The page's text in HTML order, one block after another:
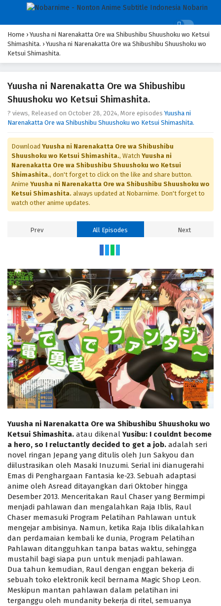
Home › Yuusha ni Narenakatta Ore wa Shibushibu Shuushoku wo Ketsui
Shimashita. › Yuusha ni Narenakatta Ore wa Shibushibu Shuushoku wo
Ketsui Shimashita.
Yuusha ni Narenakatta Ore wa Shibushibu
Shuushoku wo Ketsui Shimashita.
? views, Released on October 28, 2024, More episodes Yuusha ni
Narenakatta Ore wa Shibushibu Shuushoku wo Ketsui Shimashita.
Download Yuusha ni Narenakatta Ore wa Shibushibu
Shuushoku wo Ketsui Shimashita., Watch Yuusha ni
Narenakatta Ore wa Shibushibu Shuushoku wo Ketsui
Shimashita., don't forget to click on the like and share button.
Anime Yuusha ni Narenakatta Ore wa Shibushibu Shuushoku wo
Ketsui Shimashita. always updated at Nobarnime. Don't forget to
watch other anime updates.
Prev All Episodes Next
Yuusha ni Narenakatta Ore wa Shibushibu Shuushoku wo
Ketsui Shimashita. atau dikenal Yusibu: I couldnt become
a hero, so I reluctantly decided to get a job. adalah seri
novel ringan Jepang yang ditulis oleh Jun Sakyou dan
diilustrasikan oleh Masaki Inuzumi. Serial ini dianugerahi
Emas di Penghargaan Fantasia ke-23. Sebuah adaptasi
anime oleh Asread ditayangkan dari Oktober hingga
Desember 2013. Menceritakan Raul Chaser yang Bermimpi
menjadi pahlawan dan mengalahkan Raja Iblis, Raul
Chaser memasuki Program Pelatihan Pahlawan untuk
mengejar ambisinya. Namun, ketika Raja Iblis dikalahkan
dan perdamaian kembali ke dunia, Program Pelatihan
Pahlawan ditangguhkan tanpa batas waktu, sehingga
mustahil bagi siapa pun untuk menjadi pahlawan.
Dua tahun kemudian, Raul dengan enggan bekerja di
sebuah toko elektronik kecil bernama Magic Shop Leon.
Meskipun mantan pahlawan dalam pelatihan ini
terganggu oleh mundanity bekerja di ritel, semuanya